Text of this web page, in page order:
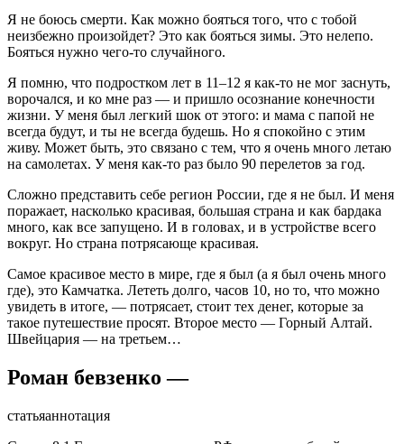
Я не боюсь смерти. Как можно бояться того, что с тобой
неизбежно произойдет? Это как бояться зимы. Это нелепо.
Бояться нужно чего-то случайного.
Я помню, что подростком лет в 11–12 я как-то не мог заснуть,
ворочался, и ко мне раз — и пришло осознание конечности
жизни. У меня был легкий шок от этого: и мама с папой не
всегда будут, и ты не всегда будешь. Но я спокойно с этим
живу. Может быть, это связано с тем, что я очень много летаю
на самолетах. У меня как-то раз было 90 перелетов за год.
Сложно представить себе регион России, где я не был. И меня
поражает, насколько красивая, большая страна и как бардака
много, как все запущено. И в головах, и в устройстве всего
вокруг. Но страна потрясающе красивая.
Самое красивое место в мире, где я был (а я был очень много
где), это Камчатка. Лететь долго, часов 10, но то, что можно
увидеть в итоге, — потрясает, стоит тех денег, которые за
такое путешествие просят. Второе место — Горный Алтай.
Швейцария — на третьем…
Роман бевзенко —
статьяаннотация